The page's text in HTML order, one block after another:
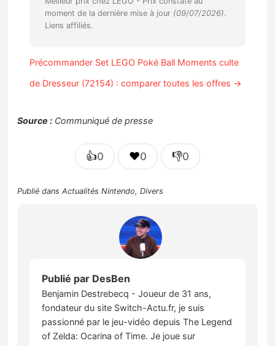
moment de la dernière mise à jour (09/07/2026).
Liens affiliés.
Précommander Set LEGO Poké Ball Moments culte
de Dresseur (72154) : comparer toutes les offres →
Source : Communiqué de presse
👍0 ❤️0 👎0
Publié dansActualités Nintendo,Divers
Publié par DesBen
Benjamin Destrebecq - Joueur de 31 ans,
fondateur du site Switch-Actu.fr, je suis
passionné par le jeu-vidéo depuis The Legend
of Zelda: Ocarina of Time. Je joue sur